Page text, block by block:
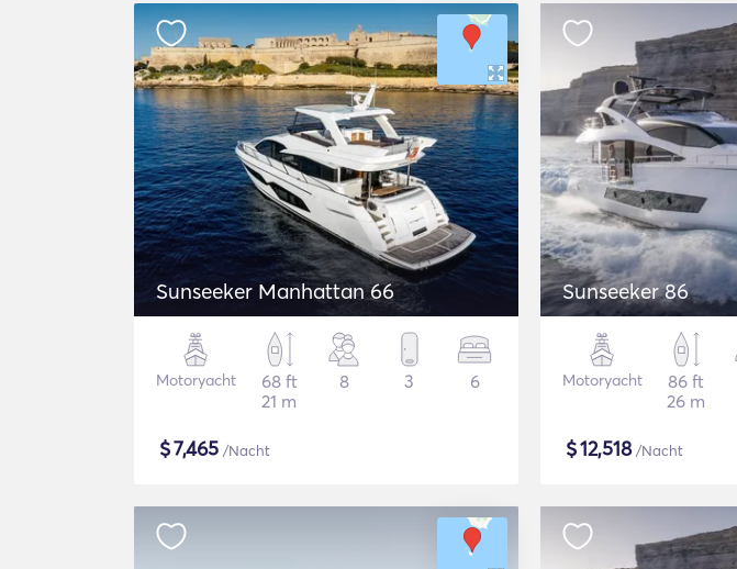
Sunseeker Manhattan 66
Motoryacht
68 ft
21 m
8 3 6
$7,465 /Nacht
Sunseeker 86
Motoryacht
86 ft
26 m
$12,518/Nacht